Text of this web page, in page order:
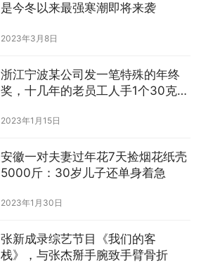
是今冬以来最强寒潮即将来袭
2023年3月8日
浙江宁波某公司发一笔特殊的年终
奖，十几年的老员工人手1个30克金
2023年1月15日
安徽一对夫妻过年花7天捡烟花纸壳
5000斤：30岁儿子还单身着急
2023年1月30日
张新成录综艺节目《我们的客
栈》，与张杰掰手腕致手臂骨折